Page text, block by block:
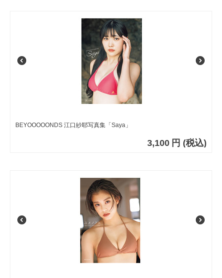
BEYOOOOONDS 江口紗耶写真集「Saya」
3,100 円 (税込)